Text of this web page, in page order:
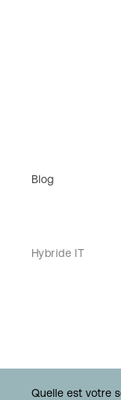
Blog
Hybride IT
Quelle est votre